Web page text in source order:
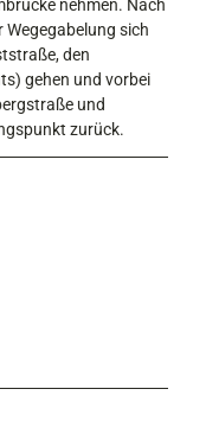
nehmen. Nach
Wegegabelung sich
den
gehen und vorbei
und
zurück.